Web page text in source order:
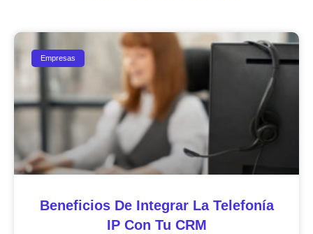
Empresas
Beneficios De Integrar La Telefonía
IP Con Tu CRM